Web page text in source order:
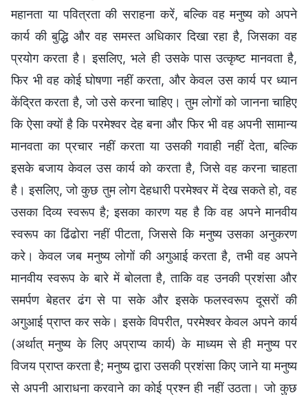
महानता या पवित्रता की सराहना करें, बल्कि वह मनुष्य को अपने
कार्य की बुद्धि और वह समस्त अधिकार दिखा रहा है, जिसका वह
प्रयोग करता है। इसलिए, भले ही उसके पास उत्कृष्ट मानवता है,
फिर भी वह कोई घोषणा नहीं करता, और केवल उस कार्य पर ध्यान
केंद्रित करता है, जो उसे करना चाहिए। तुम लोगों को जानना चाहिए
कि ऐसा क्यों है कि परमेश्वर देह बना और फिर भी वह अपनी सामान्य
मानवता का प्रचार नहीं करता या उसकी गवाही नहीं देता, बल्कि
इसके बजाय केवल उस कार्य को करता है, जिसे वह करना चाहता
है। इसलिए, जो कुछ तुम लोग देहधारी परमेश्वर में देख सकते हो, वह
उसका दिव्य स्वरूप है; इसका कारण यह है कि वह अपने मानवीय
स्वरूप का ढिंढोरा नहीं पीटता, जिससे कि मनुष्य उसका अनुकरण
करे। केवल जब मनुष्य लोगों की अगुआई करता है, तभी वह अपने
मानवीय स्वरूप के बारे में बोलता है, ताकि वह उनकी प्रशंसा और
समर्पण बेहतर ढंग से पा सके और इसके फलस्वरूप दूसरों की
अगुआई प्राप्त कर सके। इसके विपरीत, परमेश्वर केवल अपने कार्य
(अर्थात् मनुष्य के लिए अप्राप्य कार्य) के माध्यम से ही मनुष्य पर
विजय प्राप्त करता है; मनुष्य द्वारा उसकी प्रशंसा किए जाने या मनुष्य
से अपनी आराधना करवाने का कोई प्रश्न ही नहीं उठता। जो कुछ